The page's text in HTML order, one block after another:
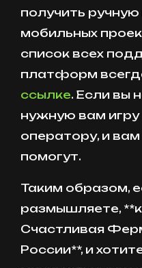
получить
мобильных
список всех
платформ
ссылке. Если вы
нужную вам
оператору, и
помогут.
Таким образом,
размышляете,
Счастливая
России**, и